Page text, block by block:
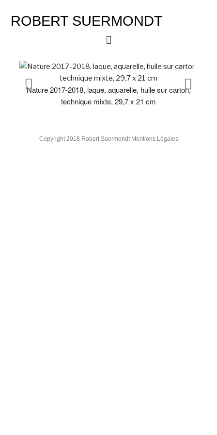
ROBERT SUERMONDT
Nature 2017-2018, laque, aquarelle, huile sur carton,
technique mixte, 29,7 x 21 cm
Copyright 2018 Robert Suermondt Mentions Légales